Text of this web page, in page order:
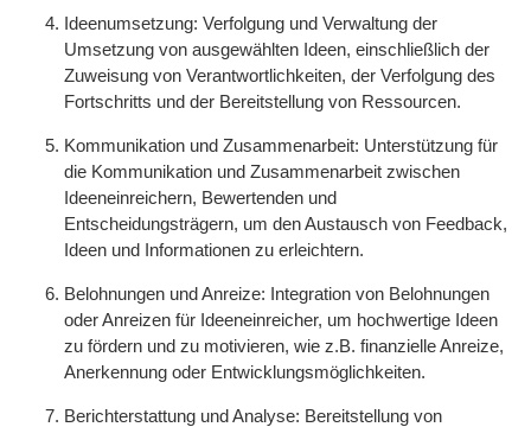
Ideenumsetzung: Verfolgung und Verwaltung der
Umsetzung von ausgewählten Ideen, einschließlich der
Zuweisung von Verantwortlichkeiten, der Verfolgung des
Fortschritts und der Bereitstellung von Ressourcen.
Kommunikation und Zusammenarbeit: Unterstützung für
die Kommunikation und Zusammenarbeit zwischen
Ideeneinreichern, Bewertenden und
Entscheidungsträgern, um den Austausch von Feedback,
Ideen und Informationen zu erleichtern.
Belohnungen und Anreize: Integration von Belohnungen
oder Anreizen für Ideeneinreicher, um hochwertige Ideen
zu fördern und zu motivieren, wie z.B. finanzielle Anreize,
Anerkennung oder Entwicklungsmöglichkeiten.
Berichterstattung und Analyse: Bereitstellung von